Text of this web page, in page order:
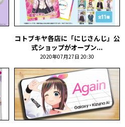
コトブキヤ各店に「にじさんじ」公
式ショップがオープン...
2020年07月27日 20:30